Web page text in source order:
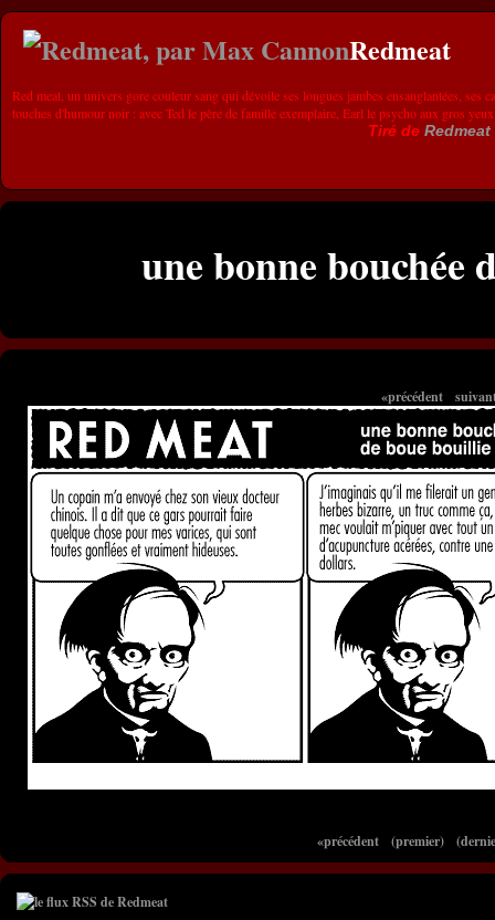
Redmeat
Red meat, un univers gore couleur sang qui dévoile ses longues jambes ensanglantées, ses
touches d'humour noir : avec Ted le père de famille exemplaire, Earl le psycho aux gros
Tiré de Redmeat
une bonne bouchée
«précédent
«précédent (premier)